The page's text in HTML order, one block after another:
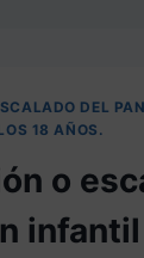
DEL
18 AÑOS.
o